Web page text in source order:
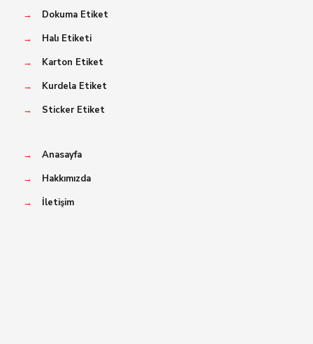
→
Dokuma Etiket
→
Halı Etiketi
→
Karton Etiket
→
Kurdela Etiket
→
Sticker Etiket
→
Anasayfa
→
Hakkımızda
→
İletişim